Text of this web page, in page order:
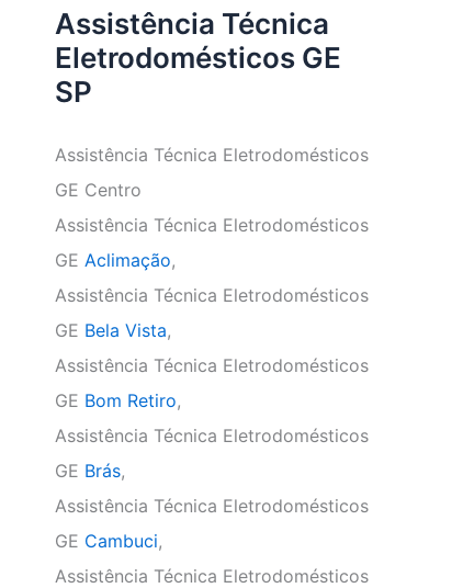
Assistência Técnica
Eletrodomésticos GE
SP
Assistência Técnica Eletrodomésticos
GE Centro
Assistência Técnica Eletrodomésticos
GE Aclimação,
Assistência Técnica Eletrodomésticos
GE Bela Vista,
Assistência Técnica Eletrodomésticos
GE Bom Retiro,
Assistência Técnica Eletrodomésticos
GE Brás,
Assistência Técnica Eletrodomésticos
GE Cambuci,
Assistência Técnica Eletrodomésticos